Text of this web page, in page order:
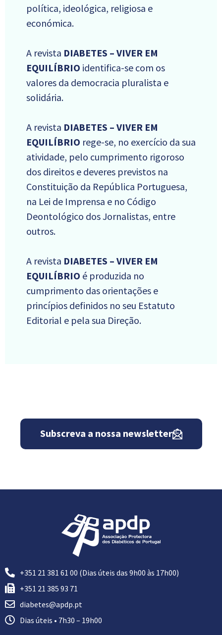
política, ideológica, religiosa e
económica.
A revista DIABETES – VIVER EM
EQUILÍBRIO identifica-se com os
valores da democracia pluralista e
solidária.
A revista DIABETES – VIVER EM
EQUILÍBRIO rege-se, no exercício da sua
atividade, pelo cumprimento rigoroso
dos direitos e deveres previstos na
Constituição da República Portuguesa,
na Lei de Imprensa e no Código
Deontológico dos Jornalistas, entre
outros.
A revista DIABETES – VIVER EM
EQUILÍBRIO é produzida no
cumprimento das orientações e
princípios definidos no seu Estatuto
Editorial e pela sua Direção.
Subscreva a nossa newsletter
+351 21 381 61 00 (Dias úteis das 9h00 às 17h00)
+351 21 385 93 71
diabetes@apdp.pt
Dias úteis • 7h30 – 19h00